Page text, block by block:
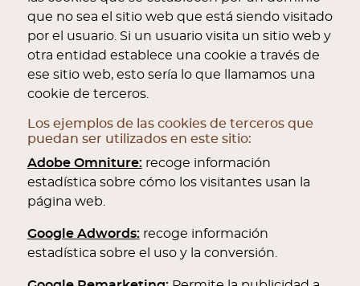
que no sea el sitio web que está siendo visitado
por el usuario. Si un usuario visita un sitio web y
otra entidad establece una cookie a través de
ese sitio web, esto sería lo que llamamos una
cookie de terceros.
Los ejemplos de las cookies de terceros que
puedan ser utilizados en este sitio:
Adobe Omniture:recoge información
estadística sobre cómo los visitantes usan la
página web.
Google Adwords:recoge información
estadística sobre el uso y la conversión.